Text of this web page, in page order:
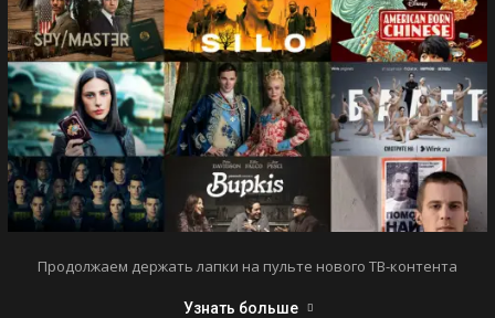
Продолжаем держать лапки на пульте нового ТВ-контента
Узнать больше